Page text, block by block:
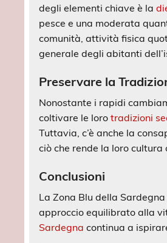
degli elementi chiave è la
pesce e una moderata
comunità, attività fisica
generale degli abitanti
Preservare la
Nonostante i rapidi
coltivare le lorotradizioni
Tuttavia, c’è anche la
ciò che rende la loro cultura
Conclusioni
La Zona Blu della
approccio equilibrato alla
Sardegna continua a